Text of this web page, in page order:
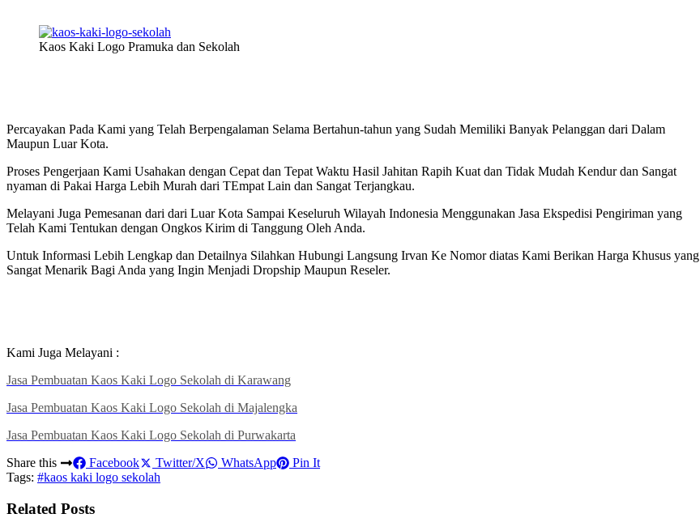
Kaos Kaki Logo Pramuka dan Sekolah
Percayakan Pada Kami yang Telah Berpengalaman Selama Bertahun-tahun yang Sudah Memiliki Banyak Pelanggan dari Dalam
Maupun Luar Kota.
Proses Pengerjaan Kami Usahakan dengan Cepat dan Tepat Waktu Hasil Jahitan Rapih Kuat dan Tidak Mudah Kendur dan Sangat
nyaman di Pakai Harga Lebih Murah dari TEmpat Lain dan Sangat Terjangkau.
Melayani Juga Pemesanan dari dari Luar Kota Sampai Keseluruh Wilayah Indonesia Menggunakan Jasa Ekspedisi Pengiriman yang
Telah Kami Tentukan dengan Ongkos Kirim di Tanggung Oleh Anda.
Untuk Informasi Lebih Lengkap dan Detailnya Silahkan Hubungi Langsung Irvan Ke Nomor diatas Kami Berikan Harga Khusus yang
Sangat Menarik Bagi Anda yang Ingin Menjadi Dropship Maupun Reseler.
Kami Juga Melayani :
Jasa Pembuatan Kaos Kaki Logo Sekolah di Karawang
Jasa Pembuatan Kaos Kaki Logo Sekolah di Majalengka
Jasa Pembuatan Kaos Kaki Logo Sekolah di Purwakarta
Share this
Facebook Twitter/X WhatsApp
Pin It
Tags: #kaos kaki logo sekolah
Related Posts